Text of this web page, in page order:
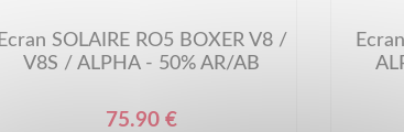
Ecran SOLAIRE RO5 BOXER V8 /
V8S / ALPHA - 50% AR/AB
75.90 €